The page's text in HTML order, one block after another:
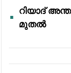
റിയാദ്
മുതൽ